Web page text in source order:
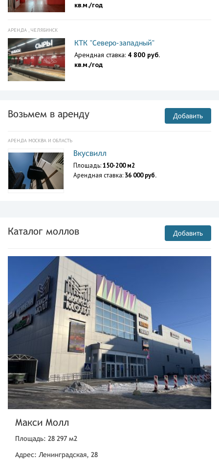
кв.м./год
АРЕНДА , ЧЕЛЯБИНСК
КТК "Северо-западный"
Арендная ставка: 4 800 руб.
кв.м./год
Возьмем в аренду Добавить
АРЕНДА МОСКВА И ОБЛАСТЬ
Вкусвилл
Площадь:150-200 м2
Арендная ставка: 36 000 руб.
Каталог моллов Добавить
Макси Молл
Площадь: 28 297 м2
Адрес: Ленинградская, 28